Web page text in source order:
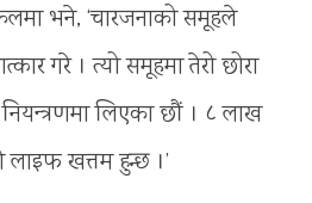
भने, ‘चारजनाको समूहले
गरे । त्यो समूहमा तेरो छोरा
लिएका छौं । ८ लाख
लाइफ खत्तम हुन्छ ।’